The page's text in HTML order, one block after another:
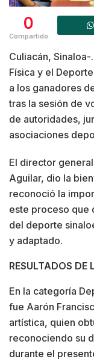
0
Compartido
Culiacán,
Física y el
a los ganadores
tras la sesión de
de autoridades,
asociaciones
El director
Aguilar, dio la
reconoció la
este proceso que
del deporte
y adaptado.
RESULTADOS
En la categoría
fue Aarón
artística, quien
reconociendo su
durante el